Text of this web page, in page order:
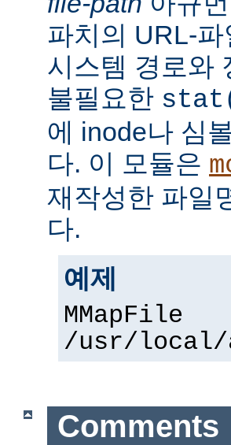
파치의 URL-
시스템 경로와
불필요한
에 inode나 심
다. 이 모듈은
재작성한 파일
다.
예제
MMapFile
/usr/local/
Comments